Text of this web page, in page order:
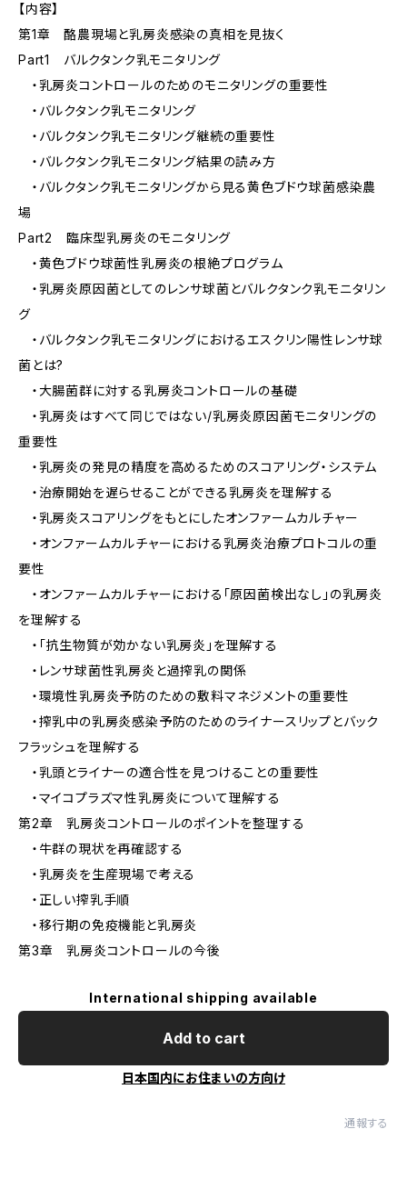
【内容】
第1章 酪農現場と乳房炎感染の真相を見抜く
Part1 バルクタンク乳モニタリング
・乳房炎コントロールのためのモニタリングの重要性
・バルクタンク乳モニタリング
・バルクタンク乳モニタリング継続の重要性
・バルクタンク乳モニタリング結果の読み方
・バルクタンク乳モニタリングから見る黄色ブドウ球菌感染農
場
Part2 臨床型乳房炎のモニタリング
・黄色ブドウ球菌性乳房炎の根絶プログラム
・乳房炎原因菌としてのレンサ球菌とバルクタンク乳モニタリン
グ
・バルクタンク乳モニタリングにおけるエスクリン陽性レンサ球
菌とは?
・大腸菌群に対する乳房炎コントロールの基礎
・乳房炎はすべて同じではない/乳房炎原因菌モニタリングの
重要性
・乳房炎の発見の精度を高めるためのスコアリング・システム
・治療開始を遅らせることができる乳房炎を理解する
・乳房炎スコアリングをもとにしたオンファームカルチャー
・オンファームカルチャーにおける乳房炎治療プロトコルの重
要性
・オンファームカルチャーにおける「原因菌検出なし」の乳房炎
を理解する
・「抗生物質が効かない乳房炎」を理解する
・レンサ球菌性乳房炎と過搾乳の関係
・環境性乳房炎予防のための敷料マネジメントの重要性
・搾乳中の乳房炎感染予防のためのライナースリップとバック
フラッシュを理解する
・乳頭とライナーの適合性を見つけることの重要性
・マイコプラズマ性乳房炎について理解する
第2章 乳房炎コントロールのポイントを整理する
・牛群の現状を再確認する
・乳房炎を生産現場で考える
・正しい搾乳手順
・移行期の免疫機能と乳房炎
第3章 乳房炎コントロールの今後
International shipping available
Add to cart
日本国内にお住まいの方向け
通報する